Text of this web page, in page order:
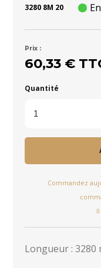
3280 8M 20
Prix :
60,33 €
Quantité
Commandez
Longueur : 3280